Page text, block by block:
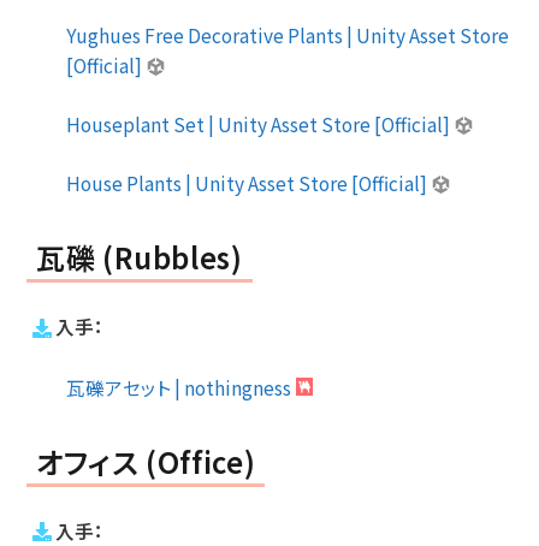
Yughues Free Decorative Plants | Unity Asset Store
[Official]
Houseplant Set | Unity Asset Store [Official]
House Plants | Unity Asset Store [Official]
瓦礫 (Rubbles)
入手：
瓦礫アセット | nothingness
オフィス (Office)
入手：